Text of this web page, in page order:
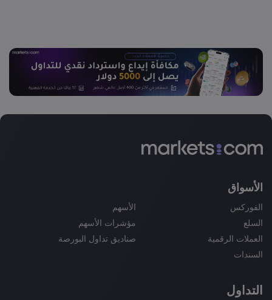
الأسواق
الفوركس
الأسهم
السلع
مؤشرات الأسهم
العملات الرقمية
صناديق تداول البورصة
السندات
التداول